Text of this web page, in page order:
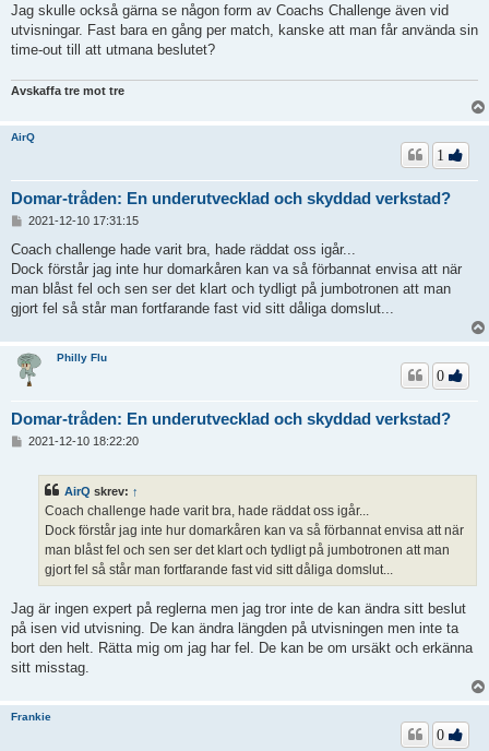
l
ä
g
g
Jag skulle också gärna se någon form av Coachs Challenge även vid
utvisningar. Fast bara en gång per match, kanske att man får använda sin
time-out till att utmana beslutet?
Avskaffa tre mot tre
AirQ
Domar-tråden: En underutvecklad och skyddad verkstad?
1
l
g
g
2021-12-10 17:31:15
Coach challenge hade varit bra, hade räddat oss igår...
Dock förstår jag inte hur domarkåren kan va så förbannat envisa att när
man blåst fel och sen ser det klart och tydligt på jumbotronen att man
gjort fel så står man fortfarande fast vid sitt dåliga domslut...
Philly Flu
Domar-tråden: En underutvecklad och skyddad verkstad?
0
2021-12-10 18:22:20
AirQ skrev: ↑
Coach challenge hade varit bra, hade räddat oss igår...
Dock förstår jag inte hur domarkåren kan va så förbannat envisa att när
man blåst fel och sen ser det klart och tydligt på jumbotronen att man
gjort fel så står man fortfarande fast vid sitt dåliga domslut...
Jag är ingen expert på reglerna men jag tror inte de kan ändra sitt beslut
på isen vid utvisning. De kan ändra längden på utvisningen men inte ta
bort den helt. Rätta mig om jag har fel. De kan be om ursäkt och erkänna
sitt misstag.
Frankie
0